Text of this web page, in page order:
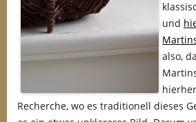
und
also,
Recherche, wo es traditionell dieses